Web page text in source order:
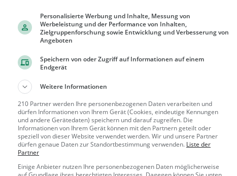
Gaststätten in der Nähe von
Eiscafé / Eisdiele in
Herzogenaurach
Herzogen
aurach
Eiscafé /
Eisdiele, Eisdi
Herzo Bar
Personalisierte Werbung und Inhalte, Messung von
Werbeleistung und der Performance von Inhalten,
Zielgruppenforschung sowie Entwicklung und Verbesserung von
Angeboten
Speichern von oder Zugriff auf Informationen auf einem
Endgerät
Weitere Informationen
210 Partner werden Ihre personenbezogenen Daten verarbeiten und
dürfen Informationen von Ihrem Gerät (Cookies, eindeutige Kennungen
und andere Gerätedaten) speichern und darauf zugreifen. Die
Informationen von Ihrem Gerät können mit den Partnern geteilt oder
speziell von dieser Website verwendet werden. Wir und unsere Partner
dürfen genaue Daten zur Standortbestimmung verwenden. Liste der
Partner
Einige Anbieter nutzen Ihre personenbezogenen Daten möglicherweise